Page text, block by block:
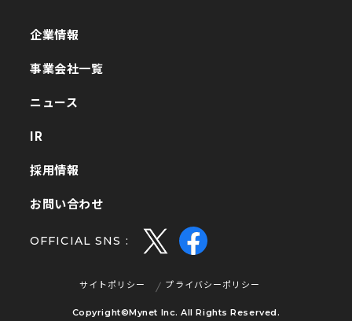
企業情報
事業会社一覧
ニュース
IR
採用情報
お問い合わせ
OFFICIAL SNS :
サイトポリシー
プライバシーポリシー
Copyright©Mynet Inc. All Rights Reserved.